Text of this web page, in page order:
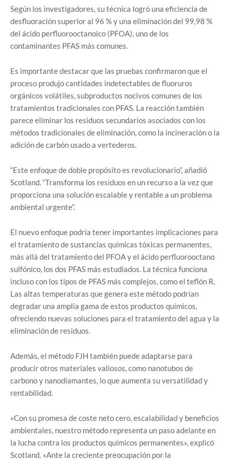
Según los investigadores, su técnica logró una eficiencia de
desfluoración superior al 96 % y una eliminación del 99,98 %
del ácido perfluorooctanoico (PFOA), uno de los
contaminantes PFAS más comunes.
Es importante destacar que las pruebas confirmaron que el
proceso produjo cantidades indetectables de fluoruros
orgánicos volátiles, subproductos nocivos comunes de los
tratamientos tradicionales con PFAS. La reacción también
parece eliminar los residuos secundarios asociados con los
métodos tradicionales de eliminación, como la incineración o la
adición de carbón usado a vertederos.
“Este enfoque de doble propósito es revolucionario”, añadió
Scotland. “Transforma los residuos en un recurso a la vez que
proporciona una solución escalable y rentable a un problema
ambiental urgente”.
El nuevo enfoque podría tener importantes implicaciones para
el tratamiento de sustancias químicas tóxicas permanentes,
más allá del tratamiento del PFOA y el ácido perfluorooctano
sulfónico, los dos PFAS más estudiados. La técnica funciona
incluso con los tipos de PFAS más complejos, como el teflón R.
Las altas temperaturas que genera este método podrían
degradar una amplia gama de estos productos químicos,
ofreciendo nuevas soluciones para el tratamiento del agua y la
eliminación de residuos.
Además, el método FJH también puede adaptarse para
producir otros materiales valiosos, como nanotubos de
carbono y nanodiamantes, lo que aumenta su versatilidad y
rentabilidad.
«Con su promesa de coste neto cero, escalabilidad y beneficios
ambientales, nuestro método representa un paso adelante en
la lucha contra los productos químicos permanentes», explicó
Scotland. «Ante la creciente preocupación por la